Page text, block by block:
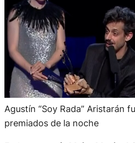
Agustín “Soy Rada” Aristarán
premiados de la noche